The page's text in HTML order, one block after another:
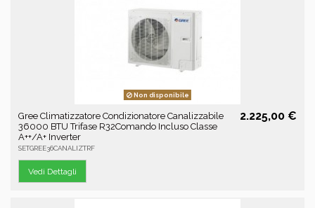
Non disponibile
Gree Climatizzatore Condizionatore Canalizzabile
36000 BTU Trifase R32Comando Incluso Classe
A++/A+ Inverter
SETGREE36CANALIZTRF
2.225,00 €
Vedi Dettagli